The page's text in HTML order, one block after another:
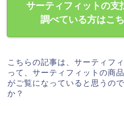
サーティフィットの支
調べている方はこ
こちらの記事は、サーティフ
って、サーティフィットの商
がご覧になっていると思うの
か？